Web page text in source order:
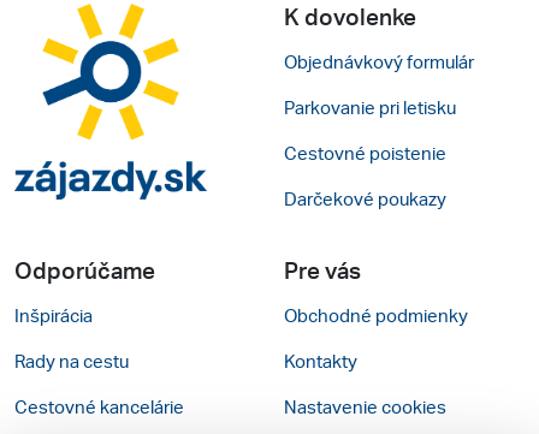
K dovolenke
Objednávkový formulár
Parkovanie pri letisku
Cestovné poistenie
Darčekové poukazy
Odporúčame
Inšpirácia
Rady na cestu
Cestovné kancelárie
Pre vás
Obchodné podmienky
Kontakty
Nastavenie cookies